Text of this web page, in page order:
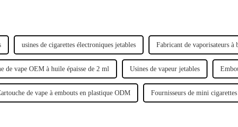
usines de cigarettes électroniques jetables Fabricant de vaporisateurs à
de vape OEM à huile épaisse de 2 ml Usines de vapeur jetables
de vape à embouts en plastique ODM Fournisseurs de mini